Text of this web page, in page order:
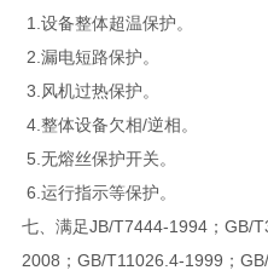
1.设备整体超温保护。
2.漏电短路保护。
3.风机过热保护。
4.整体设备欠相/逆相。
5.无熔丝保护开关。
6.运行指示等保护。
七、满足JB/T7444-1994；GB/
2008；GB/T11026.4-1999；